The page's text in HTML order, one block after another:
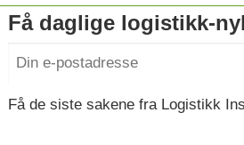
Få daglige logistikk-
Få de siste sakene fra Logistikk